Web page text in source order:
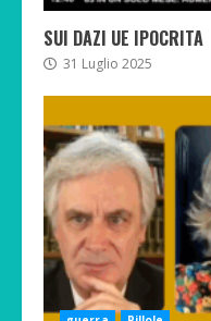
SUI DAZI UE IPOCRITA
31 Luglio 2025